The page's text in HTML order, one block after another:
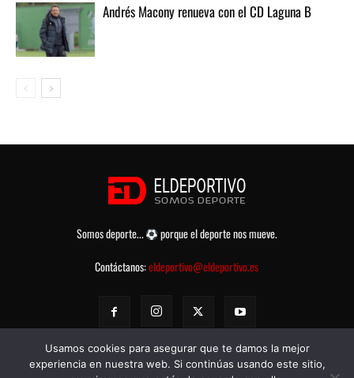
Andrés Macony renueva con el CD Laguna B
Somos deporte...
porque el deporte nos mueve.
Contáctanos:eldeportivo@eldeportivo.es
Usamos cookies para asegurar que te damos la mejor
experiencia en nuestra web. Si continúas usando este sitio,